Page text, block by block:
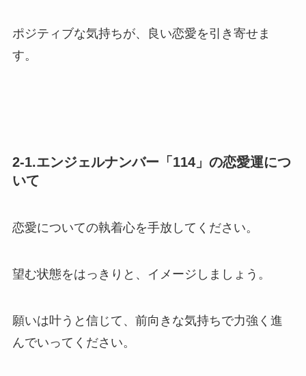
ポジティブな気持ちが、良い恋愛を引き寄せま
す。
2-1.エンジェルナンバー「114」の恋愛運につ
いて
恋愛についての執着心を手放してください。
望む状態をはっきりと、イメージしましょう。
願いは叶うと信じて、前向きな気持ちで力強く進
んでいってください。